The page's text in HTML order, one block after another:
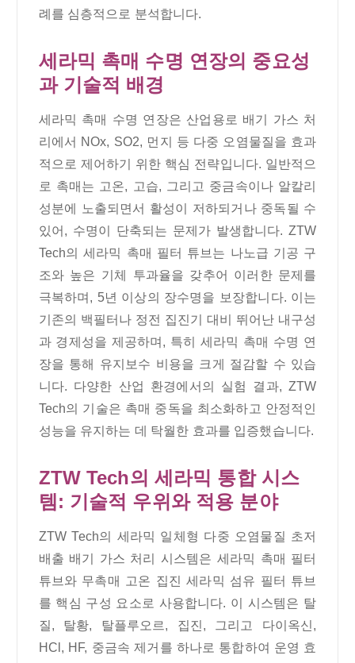
례를 심층적으로 분석합니다.
세라믹 촉매 수명 연장의 중요성
과 기술적 배경
세라믹 촉매 수명 연장은 산업용로 배기 가스 처
리에서 NOx, SO2, 먼지 등 다중 오염물질을 효과
적으로 제어하기 위한 핵심 전략입니다. 일반적으
로 촉매는 고온, 고습, 그리고 중금속이나 알칼리
성분에 노출되면서 활성이 저하되거나 중독될 수
있어, 수명이 단축되는 문제가 발생합니다. ZTW
Tech의 세라믹 촉매 필터 튜브는 나노급 기공 구
조와 높은 기체 투과율을 갖추어 이러한 문제를
극복하며, 5년 이상의 장수명을 보장합니다. 이는
기존의 백필터나 정전 집진기 대비 뛰어난 내구성
과 경제성을 제공하며, 특히 세라믹 촉매 수명 연
장을 통해 유지보수 비용을 크게 절감할 수 있습
니다. 다양한 산업 환경에서의 실험 결과, ZTW
Tech의 기술은 촉매 중독을 최소화하고 안정적인
성능을 유지하는 데 탁월한 효과를 입증했습니다.
ZTW Tech의 세라믹 통합 시스
템: 기술적 우위와 적용 분야
ZTW Tech의 세라믹 일체형 다중 오염물질 초저
배출 배기 가스 처리 시스템은 세라믹 촉매 필터
튜브와 무촉매 고온 집진 세라믹 섬유 필터 튜브
를 핵심 구성 요소로 사용합니다. 이 시스템은 탈
질, 탈황, 탈플루오르, 집진, 그리고 다이옥신,
HCl, HF, 중금속 제거를 하나로 통합하여 운영 효